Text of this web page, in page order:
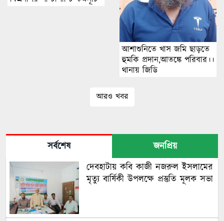
আশাশুনিতে খাস জমি ছাড়তে
হুমকি প্রদান,আতঙ্কে পরিবার।।
থানায় জিডি
আরও খবর
সর্বশেষ
জনপ্রিয়
দেবহাটায় কবি কাজী নজরুল ইসলামের
মৃত্যু বার্ষিকী উপলক্ষে প্রস্তুতি মূলক সভা